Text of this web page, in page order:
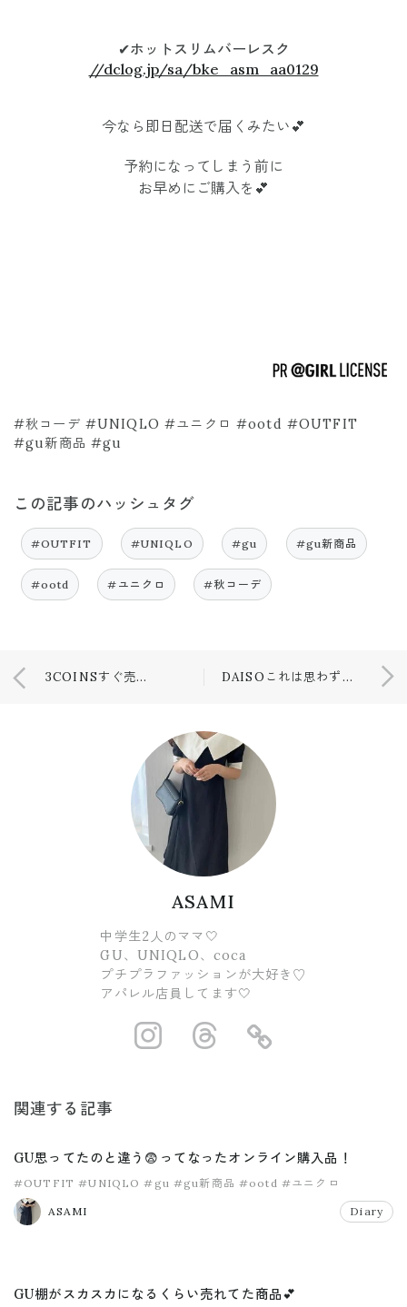
✔︎ホットスリムバーレスク
//dclog.jp/sa/bke_asm_aa0129
今なら即日配送で届くみたい💕
予約になってしまう前に
お早めにご購入を💕
#秋コーデ #UNIQLO #ユニクロ #ootd #OUTFIT
#gu新商品 #gu
この記事のハッシュタグ
#OUTFIT #UNIQLO #gu #gu新商品
#ootd #ユニクロ #秋コーデ
3COINSすぐ売り切れに！！！ DAISOこれは思わず買ってしまうと思った商品💕
ASAMI
中学生2人のママ🤍
GU、UNIQLO、coca
プチプラファッションが大好き♡
アパレル店員してます🤍
https://https://
関連する記事
GU思ってたのと違う😨ってなったオンライン購入品！
#OUTFIT #UNIQLO #gu #gu新商品 #ootd #ユニクロ
ASAMI Diary
GU棚がスカスカになるくらい売れてた商品💕